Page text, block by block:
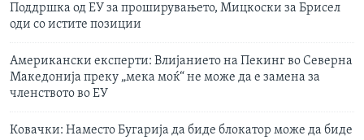
Поддршка од ЕУ за проширувањето, Мицкоски за Брисел
оди со истите позиции
Американски експерти: Влијанието на Пекинг во Северна
Македонија преку „мека моќ“ не може да е замена за
членството во ЕУ
Ковачки: Наместо Бугарија да биде блокатор може да биде